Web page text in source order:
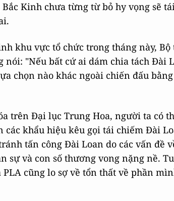
Kinh chưa từng từ bỏ hy vọng sẽ
khu vực tổ chức trong tháng này,
nói: "Nếu bất cứ ai dám chia tách Đài
chọn nào khác ngoài chiến đấu
trên Đại lục Trung Hoa, người ta có
các khẩu hiệu kêu gọi tái chiếm Đài
tấn công Đài Loan do các vấn đề
sự và con số thương vong nặng nề.
cũng lo sợ về tổn thất về phần